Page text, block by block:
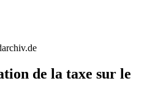
de la taxe sur le